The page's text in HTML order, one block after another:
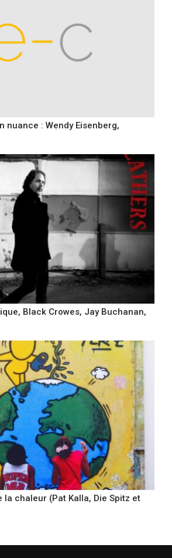
nuance : Wendy Eisenberg,
Black Crowes, Jay Buchanan,
la chaleur (Pat Kalla, Die Spitz et